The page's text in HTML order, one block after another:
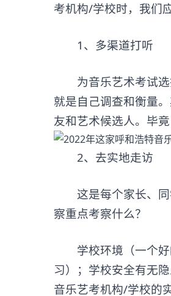
考机构/学校时，我们
1、多渠道打听
为音乐艺术考试选
就是自己调查和衡量
友和艺术候选人。毕
2、去实地走访
这是每个家长、同
察重点考察什么？
学校环境（一个好
习）；学校安全有无
音乐艺考机构/学校的